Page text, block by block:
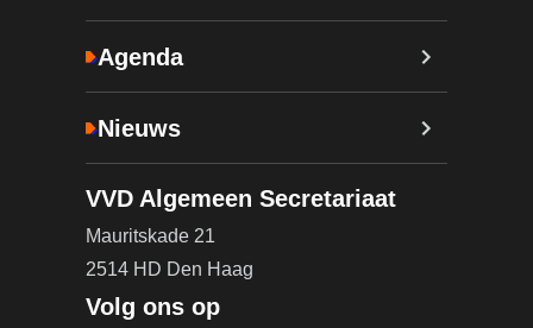
Agenda
Nieuws
VVD Algemeen Secretariaat
Mauritskade 21
2514 HD Den Haag
Volg ons op